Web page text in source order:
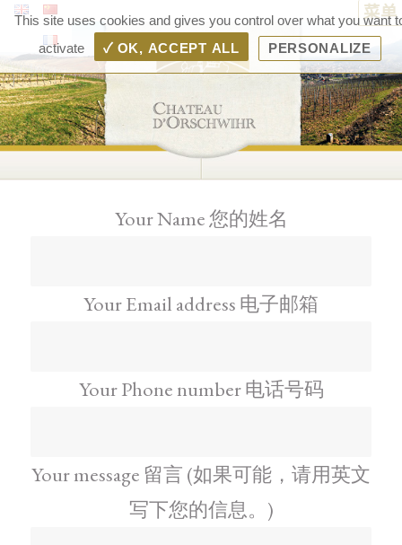
–
菜单
Your Name 您的姓名
Your Email address 电子邮箱
Your Phone number 电话号码
Your message 留言 (如果可能，请用英文
写下您的信息。)
This site uses cookies and gives you control over what you want
activate
✓ OK, ACCEPT ALL PERSONALIZE